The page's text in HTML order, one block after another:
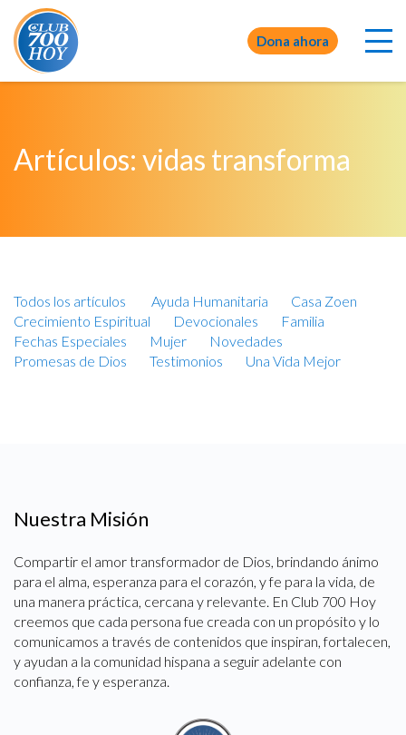
Dona ahora
Artículos: vidas transforma
Todos los artículos Ayuda Humanitaria
Casa Zoen
Crecimiento Espiritual
Devocionales
Familia
Fechas Especiales
Mujer
Novedades
Promesas de Dios
Testimonios Una Vida Mejor
Nuestra Misión
Compartir el amor transformador de Dios, brindando ánimo
para el alma, esperanza para el corazón, y fe para la vida, de
una manera práctica, cercana y relevante. En Club 700 Hoy
creemos que cada persona fue creada con un propósito y lo
comunicamos a través de contenidos que inspiran, fortalecen,
y ayudan a la comunidad hispana a seguir adelante con
confianza, fe y esperanza.